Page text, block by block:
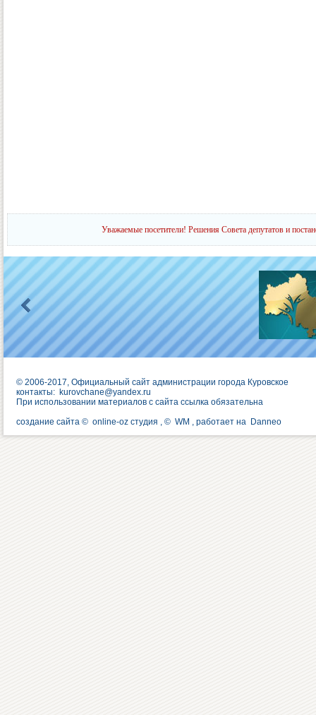
Уважаемые посетители! Решения Совета депутатов и
© 2006-2017, Официальный сайт администрации города Куровское
контакты: kurovchane@yandex.ru
При использовании материалов с сайта ссылка обязательна
создание сайта © online-oz студия , © WM , работает на Danneo